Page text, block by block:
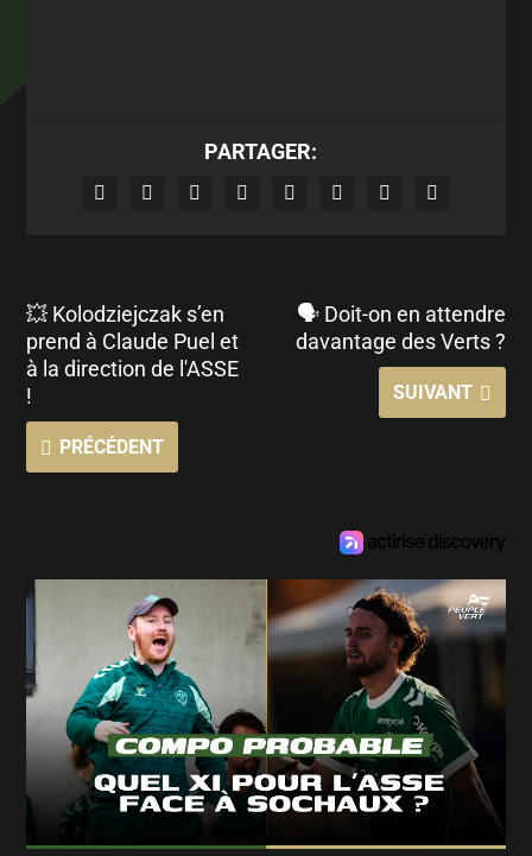
PARTAGER:
💥 Kolodziejczak s’en
prend à Claude Puel et
à la direction de l'ASSE
!
PRÉCÉDENT
🗣 Doit-on en attendre
davantage des Verts ?
SUIVANT